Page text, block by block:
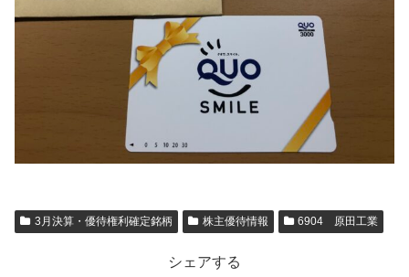
3月決算・優待権利確定銘柄 株主優待情報 6904 原田工業
シェアする